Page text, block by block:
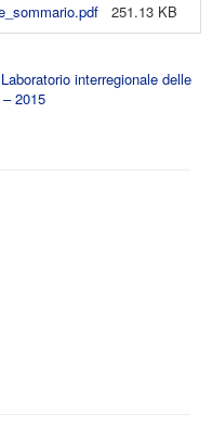
251.13 KB
interregionale delle
2015